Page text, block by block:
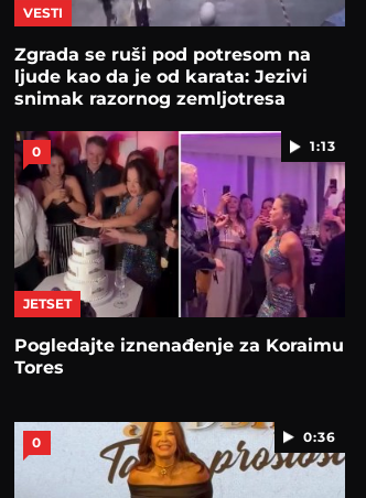
VESTI
Zgrada se ruši pod potresom na
ljude kao da je od karata: Jezivi
snimak razornog zemljotresa
1:13
0
JETSET
Pogledajte iznenađenje za Koraimu
Tores
0:36
0